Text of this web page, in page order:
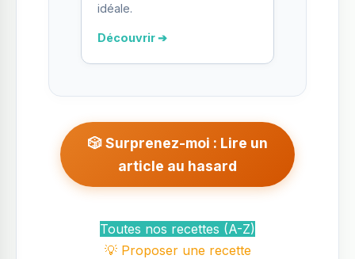
idéale.
Découvrir ➔
🎲 Surprenez-moi : Lire un
article au hasard
Toutes nos recettes (A-Z)
💡 Proposer une recette